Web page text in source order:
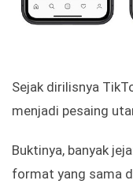
Sejak dirilisnya
menjadi pesaing
Buktinya, banyak
format yang sama